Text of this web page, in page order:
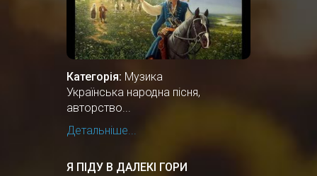
Категорія: Музика
Українська народна пісня,
авторство...
Детальніше...
Я ПІДУ В ДАЛЕКІ ГОРИ